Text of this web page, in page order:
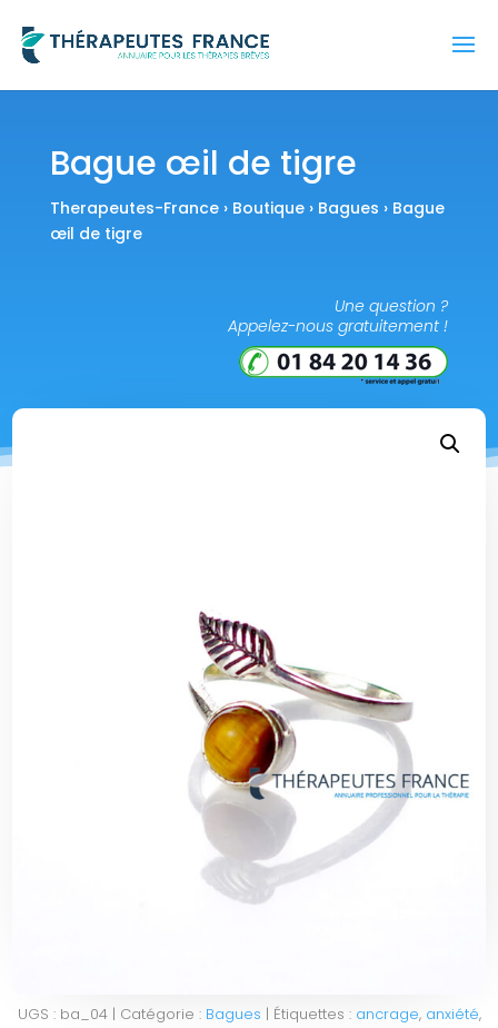
Bague œil de tigre
Therapeutes-France› Boutique› Bagues › Bague
œil de tigre
Une question ?
Appelez-nous gratuitement !
UGS : ba_04 Catégorie : Bagues Étiquettes : ancrage, anxiété,